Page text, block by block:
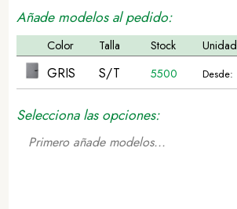
Añade modelos al pedido:
Color Talla Stock Unidad
GRIS S/T 5500 Desde:
Selecciona las opciones:
Primero añade modelos...